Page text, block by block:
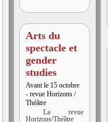
Arts du
spectacle et
gender
studies
Avant le 15 octobre
- revue Horizons /
Théâtre
La revue
Horizons/Théâtre